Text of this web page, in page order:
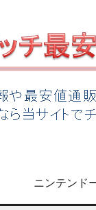
ニンテンド